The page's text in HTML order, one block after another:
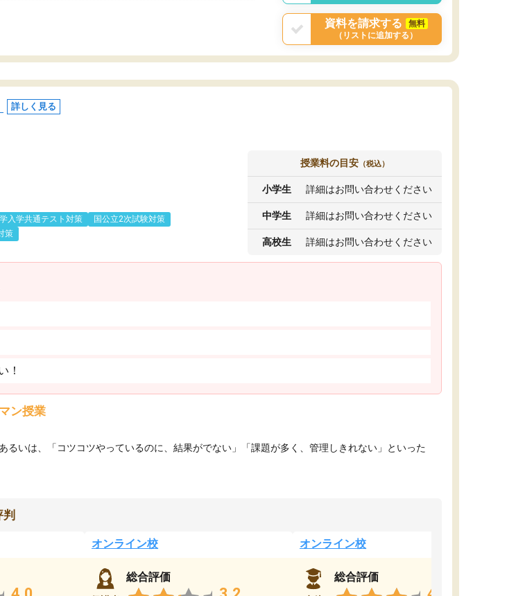
資料を請求する
無料
（リストに追加する）
詳しく見る
入学共通テスト対策
国公立2次試験対策
策
授業料の目安 （税込）
小学生 詳細はお問い合わせください
中学生 詳細はお問い合わせください
高校生 詳細はお問い合わせください
！
ン授業
るいは、「コツコツやっているのに、結果がでない」「課題が多く、管理しきれない」といった
オンライン校
総合評価
オンライン校
総合評価